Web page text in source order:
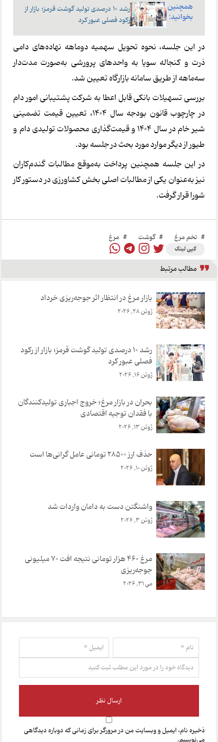
همچنین
بخوانید:
رشد ۱۰ درصدی تولید گوشت قرمز؛ بازار از
رکود فصلی عبور کرد
در این جلسه، نحوه تحویل سهمیه دوماهه نهاده‌های دامی
ذرت و کنجاله سویا به واحدهای پرورشی به‌صورت مدت‌دار
سه‌ماهه از طریق سامانه بازارگاه تعیین شد.
بررسی تسهیلات بانکی قابل اعطا به شرکت پشتیبانی امور دام
در چارچوب قانون بودجه سال 1404، تعیین قیمت تضمینی
شیر خام در سال 1404 و قیمت‌گذاری محصولات تولیدی دام و
طیور از دیگر موارد مورد بحث در جلسه بود.
در این جلسه همچنین پرداخت به‌موقع مطالبات گندم‌کاران
نیز به‌عنوان یکی از مطالبات اصلی بخش کشاورزی در دستور کار
شورا قرار گرفت.
# تخم مرغ # گوشت # مرغ
کپی لینک
مطالب مرتبط
بازار مرغ در انتظار اثر جوجه‌ریزی خرداد
ژوئن 28, 2026
رشد ۱۰ درصدی تولید گوشت قرمز؛ بازار از رکود
فصلی عبور کرد
ژوئن 16, 2026
بحران در بازار مرغ؛ خروج اجباری تولیدکنندگان
با فقدان توجیه اقتصادی
ژوئن 13, 2026
حذف ارز 28500 تومانی عامل گرانی‌ها است
ژوئن 10, 2026
واشنگتن دست به دامان واردات شد
ژوئن 3, 2026
مرغ ۴۶۰ هزار تومانی نتیجه افت ۷۰ میلیونی
جوجه‌ریزی
می 31, 2026
ذخیره نام، ایمیل و وبسایت من در مرورگر برای زمانی که دوباره دیدگاهی
می‌نویسم.